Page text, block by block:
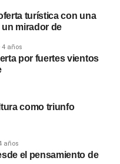
que realizaba
cuando
de
la educación, la
de no olvidar
de familiares del
y referentes de la
también se dieron a
turística con una
mirador de
4 años
por fuertes vientos
como triunfo
años
el pensamiento de